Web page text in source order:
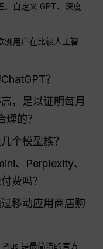
、自定义 GPT、深度
洲用户在比较人工智
？
，足以证明每月
的？
个模型族？
、Perplexity、
费吗？
移动应用商店购
是最简洁的官方